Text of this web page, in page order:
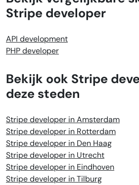
Stripe developer
API development
PHP developer
Bekijk ook Stripe
deze steden
Stripe developer in Amsterdam
Stripe developer in Rotterdam
Stripe developer in Den Haag
Stripe developer in Utrecht
Stripe developer in Eindhoven
Stripe developer in Tilburg